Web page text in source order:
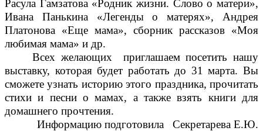
Расула Гамзатова «Родник жизни. Слово о матери»,
Ивана Панькина «Легенды о матерях», Андрея
Платонова «Еще мама», сборник рассказов «Моя
любимая мама» и др.
Всех желающих приглашаем посетить нашу
выставку, которая будет работать до 31 марта. Вы
сможете узнать историю этого праздника, прочитать
стихи и песни о мамах, а также взять книги для
домашнего прочтения.
Информацию подготовила Секретарева Е.Ю.